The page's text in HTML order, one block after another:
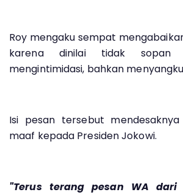
Roy mengaku sempat
karena dinilai tidak sopan
mengintimidasi, bahkan
Isi pesan tersebut
maaf kepada Presiden Jokowi.
"Terus terang pesan WA